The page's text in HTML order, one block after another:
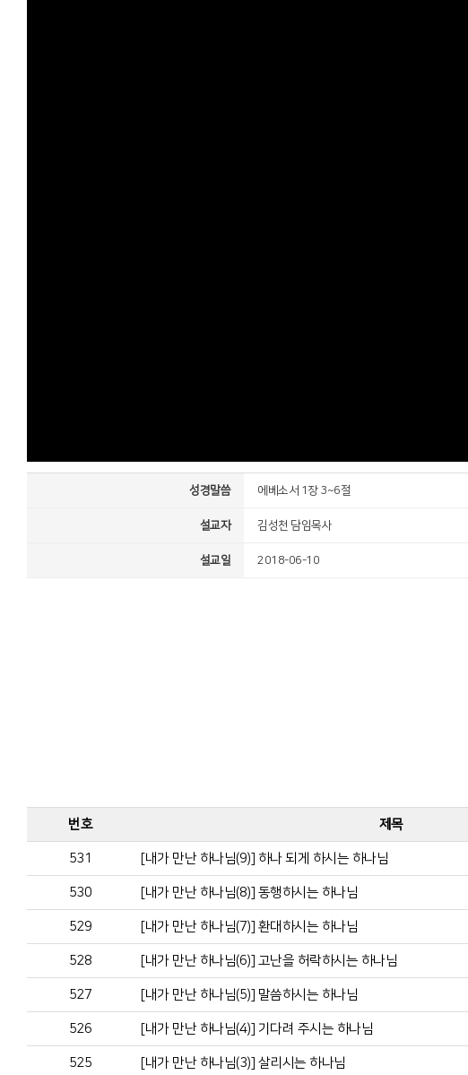
성경말씀 에베소서 1장 3~6절
설교자 김성천 담임목사
설교일 2018-06-10
번호 제목
531 [내가 만난 하나님(9)] 하나 되게 하시는 하나님
530 [내가 만난 하나님(8)] 동행하시는 하나님
529 [내가 만난 하나님(7)] 환대하시는 하나님
528 [내가 만난 하나님(6)] 고난을 허락하시는 하나님
527 [내가 만난 하나님(5)] 말씀하시는 하나님
526 [내가 만난 하나님(4)] 기다려 주시는 하나님
525 [내가 만난 하나님(3)] 살리시는 하나님